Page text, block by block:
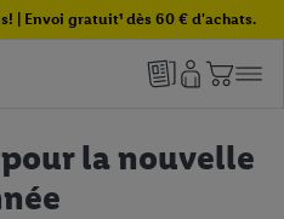
| Envoi gratuit¹ dès 60 € d'achats.
la nouvelle